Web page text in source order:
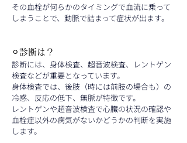
その血栓が何らかのタイミングで血流に乗って
しまうことで、動脈で詰まって症状が出ます。
⚪︎診断は？
診断には、身体検査、超音波検査、レントゲン
検査などが重要となっています。
身体検査では、後肢（時には前肢の場合も）の
冷感、反応の低下、無脈が特徴です。
レントゲンや超音波検査で心臓の状況の確認や
血栓症以外の病気がないかどうかの判断を実施
します。